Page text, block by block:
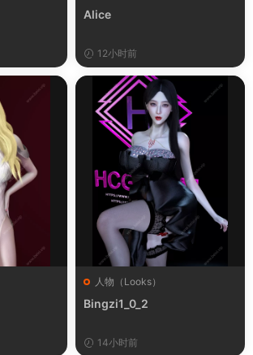
Alice
12小时前
人物（Looks）
Bingzi1_0_2
14小时前